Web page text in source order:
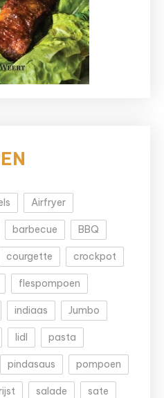
Airfryer
barbecue BBQ
courgette crockpot
flespompoen
indiaas Jumbo
lidl pasta
pindasaus pompoen
salade sate